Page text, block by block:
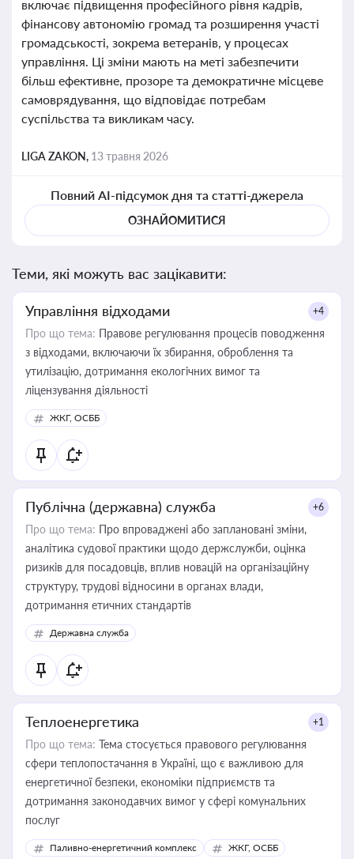
включає підвищення професійного рівня кадрів,
фінансову автономію громад та розширення участі
громадськості, зокрема ветеранів, у процесах
управління. Ці зміни мають на меті забезпечити
більш ефективне, прозоре та демократичне місцеве
самоврядування, що відповідає потребам
суспільства та викликам часу.
LIGA ZAKON, 13 травня 2026
Повний AI-підсумок дня та статті-джерела
ОЗНАЙОМИТИСЯ
Теми, які можуть вас зацікавити:
Управління відходами +4
Про що тема: Правове регулювання процесів поводження
з відходами, включаючи їх збирання, оброблення та
утилізацію, дотримання екологічних вимог та
ліцензування діяльності
ЖКГ, ОСББ
Публічна (державна) служба +6
Про що тема: Про впроваджені або заплановані зміни,
аналітика судової практики щодо держслужби, оцінка
ризиків для посадовців, вплив новацій на організаційну
структуру, трудові відносини в органах влади,
дотримання етичних стандартів
Державна служба
Теплоенергетика +1
Про що тема: Тема стосується правового регулювання
сфери теплопостачання в Україні, що є важливою для
енергетичної безпеки, економіки підприємств та
дотримання законодавчих вимог у сфері комунальних
послуг
Паливно-енергетичний комплекс ЖКГ, ОСББ